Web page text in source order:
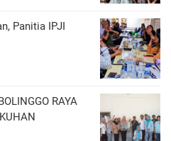
Panitia IPJI
RAYA